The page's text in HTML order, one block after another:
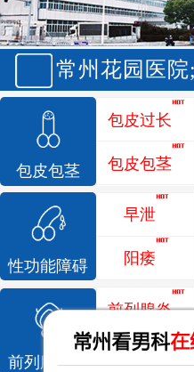
常州花园医
包皮包茎
包皮过长
包皮包茎
性功能障碍
早泄
阳痿
前列腺疾病
前列腺炎
前列腺增生